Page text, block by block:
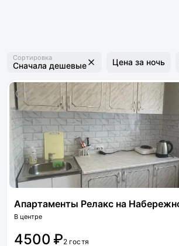
Сортировка
Сначала дешевые Цена за ночь
Апартаменты Релакс на
В центре
4500 ₽2 гостя